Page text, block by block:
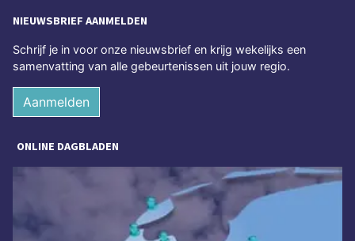
NIEUWSBRIEF AANMELDEN
Schrijf je in voor onze nieuwsbrief en krijg wekelijks een
samenvatting van alle gebeurtenissen uit jouw regio.
Aanmelden
ONLINE DAGBLADEN